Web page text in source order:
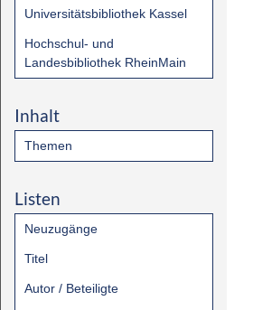
Universitätsbibliothek Kassel
Hochschul- und
Landesbibliothek RheinMain
Inhalt
Themen
Listen
Neuzugänge
Titel
Autor / Beteiligte